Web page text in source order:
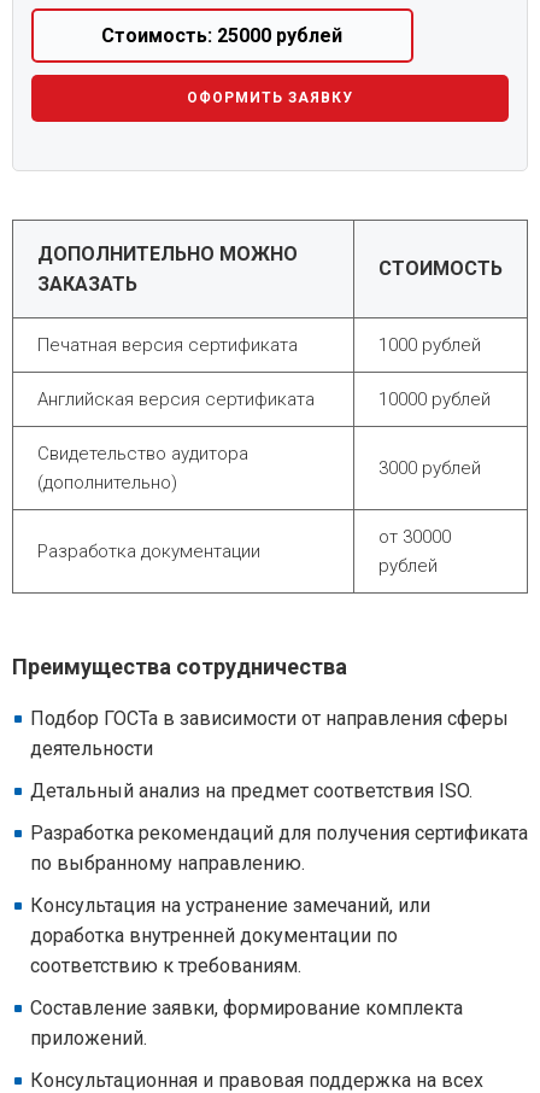
Стоимость: 25000 рублей
ОФОРМИТЬ ЗАЯВКУ
ДОПОЛНИТЕЛЬНО МОЖНО
ЗАКАЗАТЬ
СТОИМОСТЬ
Печатная версия сертификата 1000 рублей
Английская версия сертификата 10000 рублей
Свидетельство аудитора
(дополнительно)
3000 рублей
Разработка документации
от 30000
рублей
Преимущества сотрудничества
Подбор ГОСТа в зависимости от направления сферы
деятельности
Детальный анализ на предмет соответствия ISO.
Разработка рекомендаций для получения сертификата
по выбранному направлению.
Консультация на устранение замечаний, или
доработка внутренней документации по
соответствию к требованиям.
Составление заявки, формирование комплекта
приложений.
Консультационная и правовая поддержка на всех